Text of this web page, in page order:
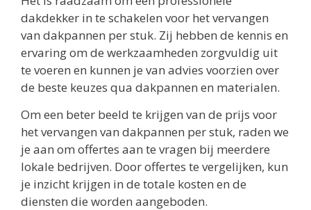
dakdekker in te schakelen voor het vervangen
van dakpannen per stuk. Zij hebben de kennis en
ervaring om de werkzaamheden zorgvuldig uit
te voeren en kunnen je van advies voorzien over
de beste keuzes qua dakpannen en materialen.
Om een beter beeld te krijgen van de prijs voor
het vervangen van dakpannen per stuk, raden we
je aan om offertes aan te vragen bij meerdere
lokale bedrijven. Door offertes te vergelijken, kun
je inzicht krijgen in de totale kosten en de
diensten die worden aangeboden.